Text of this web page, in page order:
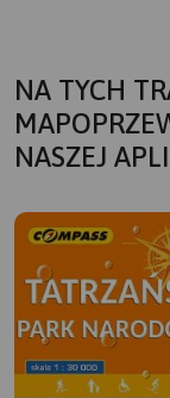
NA TYCH
NASZEJ